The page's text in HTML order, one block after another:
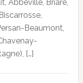
Abbeville, Briare,
Beaumont,
[…]